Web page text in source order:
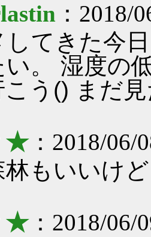
：2018/
してきた今
。 湿度の
う() まだ
★：2018/06/
林もいいけ
★：2018/06/